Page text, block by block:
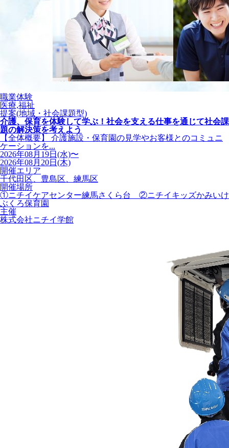
職業体験
医療,福祉
提案(地域・社会課題型)
介護、保育を体験して学ぶ！社会を支える仕事を通じて社会課
題の解決策を考えよう
【全体概要】 介護施設・保育園の見学やお客様とのコミュニ
ケーションを...
2026年08月19日(水)〜
2026年08月20日(木)
開催エリア
千代田区、豊島区、練馬区
開催場所
①ニチイケアセンター練馬さくら台 ②ニチイキッズかみいけ
ぶくろ保育園
主催
株式会社ニチイ学館